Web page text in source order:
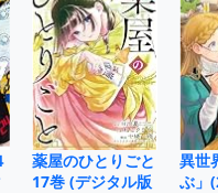
薬屋のひとりごと
17巻 (デジタル版
異世
ぶ」